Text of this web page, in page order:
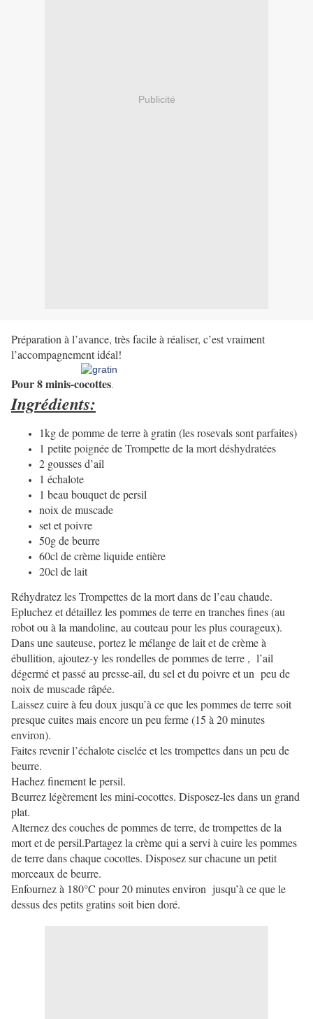
Publicité
Préparation à l’avance, très facile à réaliser, c’est vraiment
l’accompagnement idéal!
Pour 8 minis-cocottes
Ingrédients:
1kg de pomme de terre à gratin (les rosevals sont parfaites)
1 petite poignée de Trompette de la mort déshydratées
2 gousses d’ail
1 échalote
1 beau bouquet de persil
noix de muscade
set et poivre
50g de beurre
60cl de crème liquide entière
20cl de lait
Réhydratez les Trompettes de la mort dans de l’eau chaude.
Epluchez et détaillez les pommes de terre en tranches fines (au
robot ou à la mandoline, au couteau pour les plus courageux).
Dans une sauteuse, portez le mélange de lait et de crème à
ébullition, ajoutez-y les rondelles de pommes de terre , l’ail
dégermé et passé au presse-ail, du sel et du poivre et un peu de
noix de muscade râpée.
Laissez cuire à feu doux jusqu’à ce que les pommes de terre soit
presque cuites mais encore un peu ferme (15 à 20 minutes
environ).
Faites revenir l’échalote ciselée et les trompettes dans un peu de
beurre.
Hachez finement le persil.
Beurrez légèrement les mini-cocottes. Disposez-les dans un grand
plat.
Alternez des couches de pommes de terre, de trompettes de la
mort et de persil.Partagez la crème qui a servi à cuire les pommes
de terre dans chaque cocottes. Disposez sur chacune un petit
morceaux de beurre.
Enfournez à 180°C pour 20 minutes environ jusqu’à ce que le
dessus des petits gratins soit bien doré.